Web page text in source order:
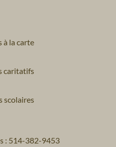
à la carte
caritatifs
scolaires
: 514-382-9453